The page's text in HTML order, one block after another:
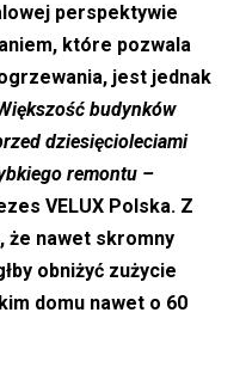
perspektywie
które pozwala
jest jednak
budynków
dziesięcioleciami
remontu –
VELUX Polska. Z
że nawet skromny
obniżyć zużycie
domu nawet o 60